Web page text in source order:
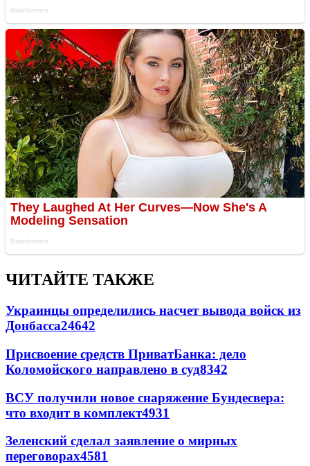
ЧИТАЙТЕ ТАКЖЕ
Украинцы определились насчет вывода войск из
Донбасса24642
Присвоение средств ПриватБанка: дело
Коломойского направлено в суд8342
ВСУ получили новое снаряжение Бундесвера:
что входит в комплект4931
Зеленский сделал заявление о мирных
переговорах4581